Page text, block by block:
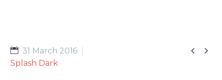
 
31 March 2016
Splash Dark